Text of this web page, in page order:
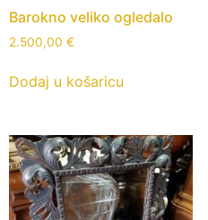
Barokno veliko ogledalo
2.500,00 €
Dodaj u košaricu